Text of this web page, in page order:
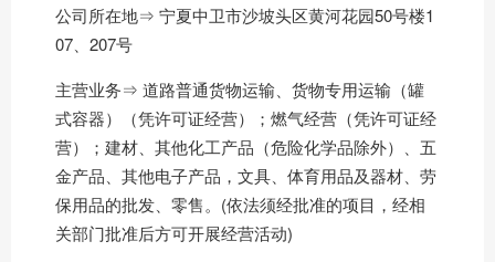
公司所在地⇒ 宁夏中卫市沙坡头区黄河花园50号楼1
07、207号
主营业务⇒ 道路普通货物运输、货物专用运输（罐
式容器）（凭许可证经营）；燃气经营（凭许可证经
营）；建材、其他化工产品（危险化学品除外）、五
金产品、其他电子产品，文具、体育用品及器材、劳
保用品的批发、零售。(依法须经批准的项目，经相
关部门批准后方可开展经营活动)